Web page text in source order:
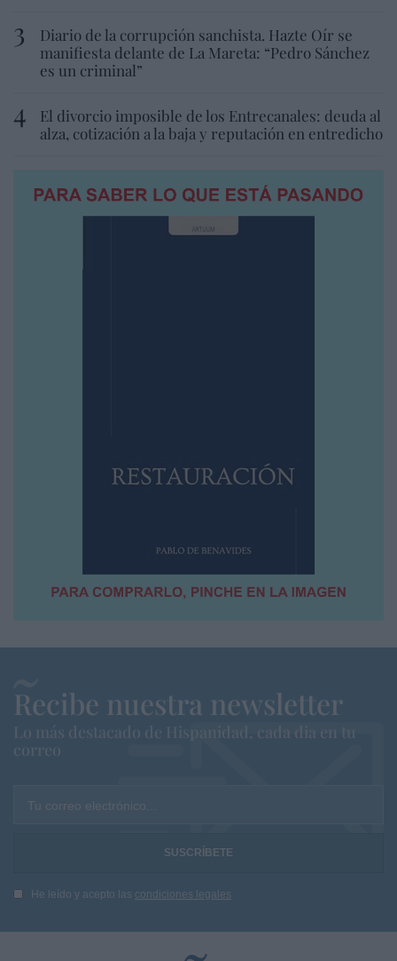
Diario de la corrupción sanchista. Hazte Oír se
manifiesta delante de La Mareta: “Pedro Sánchez
es un criminal”
El divorcio imposible de los Entrecanales: deuda al
alza, cotización a la baja y reputación en entredicho
Recibe nuestra newsletter
Lo más destacado de Hispanidad, cada dia en tu
correo
Tu correo electrónico...
He leído y acepto las condiciones legales